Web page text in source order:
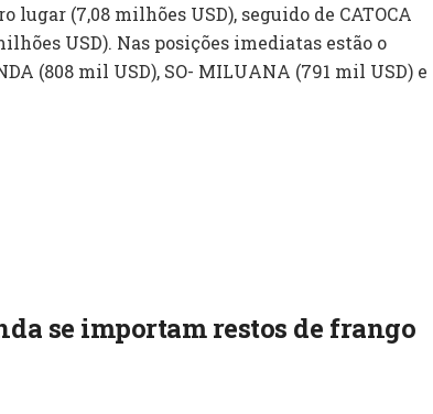
lugar (7,08 milhões USD), seguido de CATOCA
USD). Nas posições imediatas estão o
(808 mil USD), SO- MILUANA (791 mil USD) e
se importam restos de frango